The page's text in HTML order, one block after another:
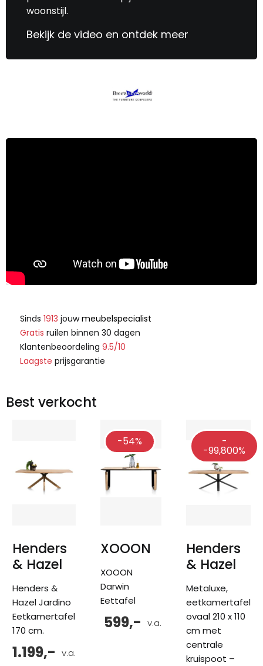
woonstijl.
Bekijk de video en ontdek meer
Sinds 1913 jouwmeubelspecialist
Gratis ruilen binnen 30 dagen
Klantenbeoordeling 9.5/10
Laagste prijsgarantie
Best verkocht
Henders
& Hazel
Henders &
Hazel Jardino
Eetkamertafel
170 cm.
v.a.
1.199,-
-54%
XOOON
XOOON
Darwin
Eettafel
v.a.
599,-
-
-99,800%
Henders
& Hazel
Metaluxe,
eetkamertafel
ovaal 210 x 110
cm met
centrale
kruispoot –